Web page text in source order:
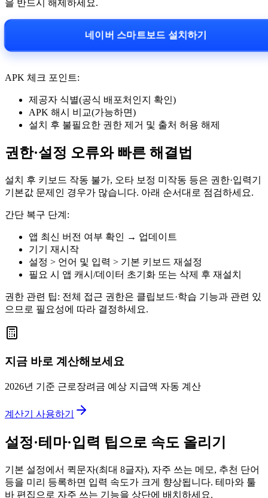
을 반드시 해제하세요.
네이버 스마트보드 설치하기
APK 체크 포인트:
제공자 식별(공식 배포처인지 확인)
APK 해시 비교(가능하면)
설치 후 불필요한 권한 제거 및 출처 허용 해제
권한·설정 오류와 빠른 해결법
설치 후 키보드 작동 불가, 오타 보정 미작동 등은 권한·입력기
기본값 문제인 경우가 많습니다. 아래 순서대로 점검하세요.
간단 복구 단계:
앱 최신 버전 여부 확인 → 업데이트
기기 재시작
설정 > 언어 및 입력 > 기본 키보드 재설정
필요 시 앱 캐시/데이터 초기화 또는 삭제 후 재설치
권한 관련 팁: 전체 접근 권한은 클립보드·학습 기능과 관련 있
으므로 필요성에 따라 결정하세요.
지금 바로 계산해보세요
2026년 기준 근로장려금 예상 지급액 자동 계산
계산기 사용하기
설정·테마·입력 팁으로 속도 올리기
기본 설정에서 퀵문자(최대 8글자), 자주 쓰는 메모, 추천 단어
등을 미리 등록하면 입력 속도가 크게 향상됩니다. 테마와 툴
바 편집으로 자주 쓰는 기능을 상단에 배치하세요.